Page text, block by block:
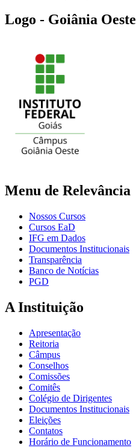
Logo - Goiânia Oeste
Menu de Relevância
Nossos Cursos
Cursos EaD
IFG em Dados
Documentos Institucionais
Transparência
Banco de Notícias
PGD
A Instituição
Apresentação
Reitoria
Câmpus
Conselhos
Comissões
Comitês
Colégio de Dirigentes
Documentos Institucionais
Eleições
Contatos
Horário de Funcionamento